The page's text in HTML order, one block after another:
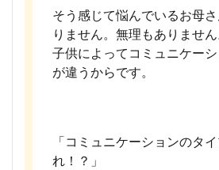
そう感じて悩んでいるお母
りません。無理もありません
子供によってコミュニケー
が違うからです。
「コミュニケーションのタ
れ！？」